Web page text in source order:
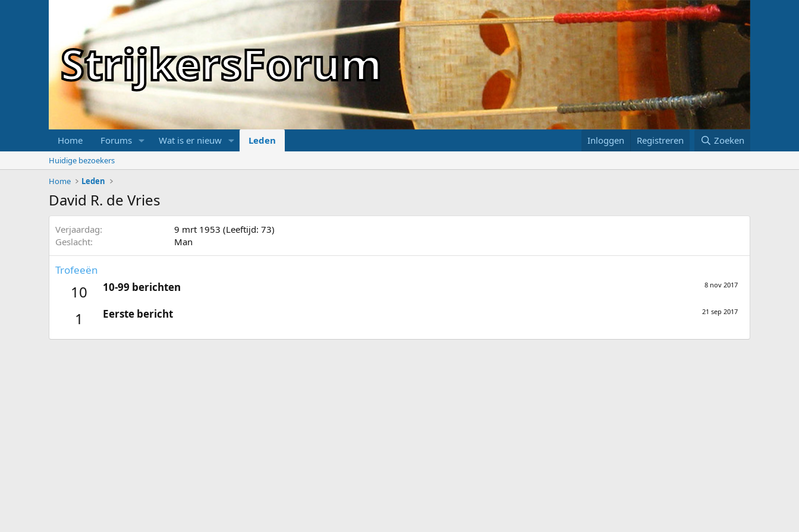
StrijkersForum
Home Forums Wat is er nieuw Leden Inloggen Registreren Zoeken
Huidige bezoekers
Home
Leden
David R. de Vries
Verjaardag
9 mrt 1953 (Leeftijd: 73)
Geslacht
Man
Trofeeën
10 8 nov 2017
10-99 berichten
1 21 sep 2017
Eerste bericht